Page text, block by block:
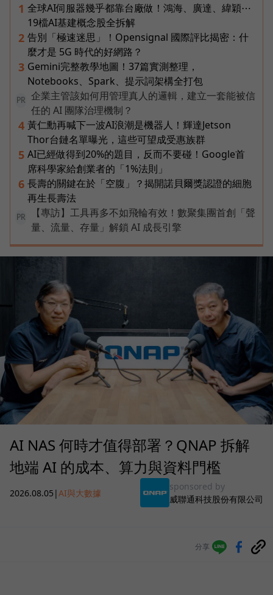
1 全球AI伺服器幾乎都靠台廠做！鴻海、廣達、緯穎⋯
19檔AI基建概念股全拆解
2 告別「極速迷思」！Opensignal 國際評比揭密：什
麼才是 5G 時代的好網路？
3 Gemini完整教學地圖！37篇實測整理，
Notebooks、Spark、提示詞架構全打包
PR
企業主管該如何用管理真人的邏輯，建立一套能被信
任的 AI 團隊治理機制？
4 黃仁勳再喊下一波AI浪潮是機器人！輝達Jetson
Thor台鏈名單曝光，這些可望成受惠族群
5 AI已經做得到20%的題目，反而不要碰！Google首
席科學家給創業者的「1%法則」
6 長壽的關鍵在於「空腹」？揭開諾貝爾獎認證的細胞
再生長壽法
PR
【專訪】工具再多不如飛輪有效！數聚集團首創「聲
量、流量、存量」解鎖 AI 成長引擎
AI NAS 何時才值得部署？QNAP 拆解
地端 AI 的成本、算力與資料門檻
2026.08.05 |AI與大數據
sponsored by
威聯通科技股份有限公司
分享